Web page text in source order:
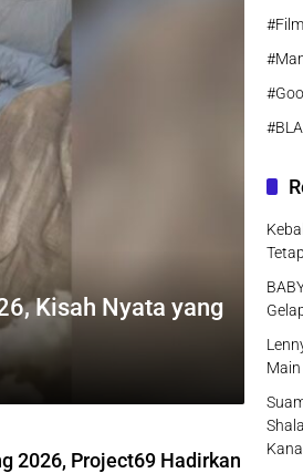
Kisah Nyata yang
2026, Project69 Hadirkan